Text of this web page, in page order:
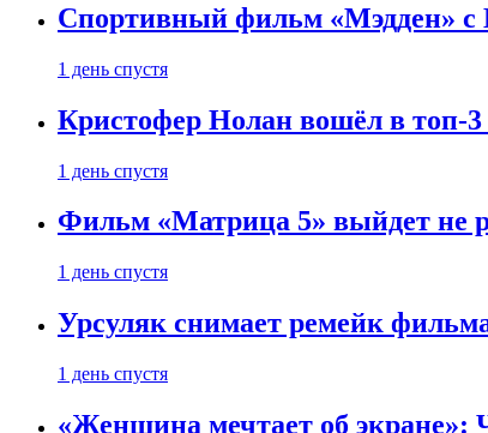
Спортивный фильм «Мэдден» с
1 день спустя
Кристофер Нолан вошёл в топ-3
1 день спустя
Фильм «Матрица 5» выйдет не
1 день спустя
Урсуляк снимает ремейк
1 день спустя
«Женщина мечтает об экране»: